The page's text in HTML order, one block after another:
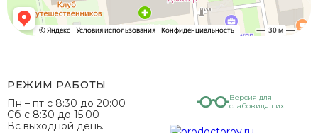
РЕЖИМ РАБОТЫ
Пн – пт с 8:30 до 20:00
Сб с 8:30 до 15:00
Вс выходной день.
Версия для
слабовидящих